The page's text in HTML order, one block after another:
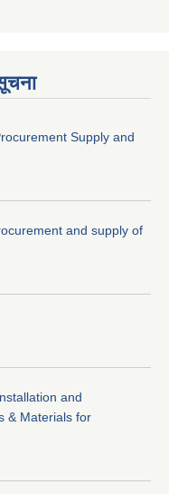
Supply and
and supply of
and
& Materials for